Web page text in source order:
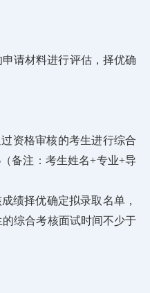
请材料进行评估，择优确
资格审核的考生进行综合
（备注：考生姓名+专业+导
绩择优确定拟录取名单，
综合考核面试时间不少于